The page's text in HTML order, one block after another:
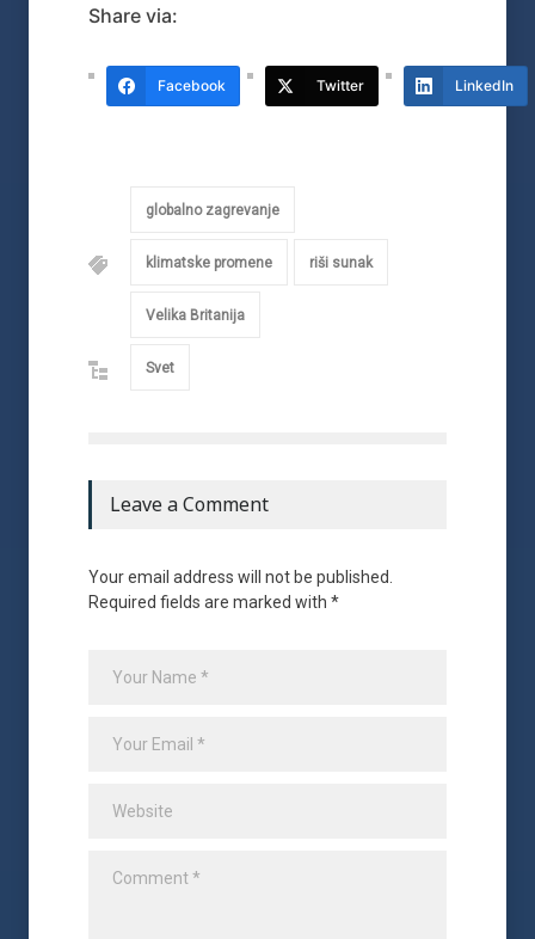
Share via:
Facebook Twitter LinkedIn
globalno zagrevanje
klimatske promene riši sunak
Velika Britanija
Svet
Leave a Comment
Your email address will not be published.
Required fields are marked with *